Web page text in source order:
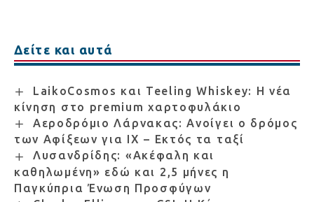
Δείτε και αυτά
LaikoCosmos και Teeling Whiskey: Η νέα
κίνηση στο premium χαρτοφυλάκιο
Αεροδρόμιο Λάρνακας: Ανοίγει ο δρόμος
των Αφίξεων για ΙΧ – Εκτός τα ταξί
Λυσανδρίδης: «Ακέφαλη και
καθηλωμένη» εδώ και 2,5 μήνες η
Παγκύπρια Ένωση Προσφύγων